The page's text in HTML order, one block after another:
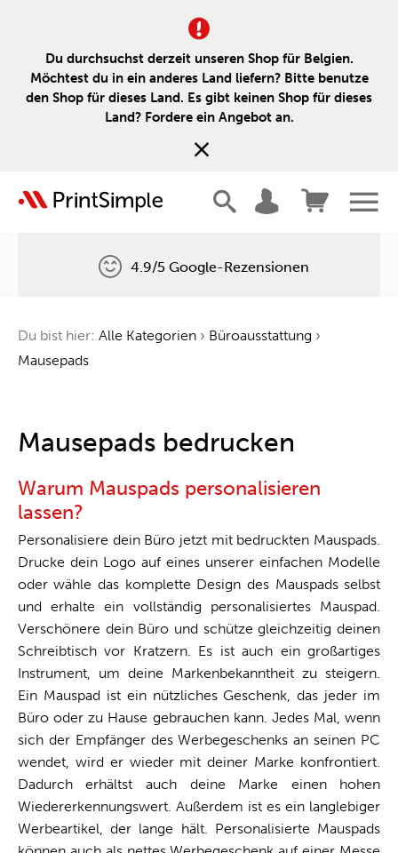
Du durchsuchst derzeit unseren Shop für Belgien.
Möchtest du in ein anderes Land liefern? Bitte benutze
den Shop für dieses Land. Es gibt keinen Shop für dieses
Land? Fordere ein Angebot an.
Ein Baum für jede Bestellung
4.9/5 Google-Rezensionen
Du bist hier: Alle Kategorien › Büroausstattung ›
Mausepads
Mausepads bedrucken
Warum Mauspads personalisieren
lassen?
Personalisiere dein Büro jetzt mit bedruckten Mauspads.
Drucke dein Logo auf eines unserer einfachen Modelle
oder wähle das komplette Design des Mauspads selbst
und erhalte ein vollständig personalisiertes Mauspad.
Verschönere dein Büro und schütze gleichzeitig deinen
Schreibtisch vor Kratzern. Es ist auch ein großartiges
Instrument, um deine Markenbekanntheit zu steigern.
Ein Mauspad ist ein nützliches Geschenk, das jeder im
Büro oder zu Hause gebrauchen kann. Jedes Mal, wenn
sich der Empfänger des Werbegeschenks an seinen PC
wendet, wird er wieder mit deiner Marke konfrontiert.
Dadurch erhältst auch deine Marke einen hohen
Wiedererkennungswert. Außerdem ist es ein langlebiger
Werbeartikel, der lange hält. Personalisierte Mauspads